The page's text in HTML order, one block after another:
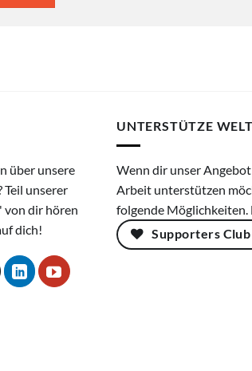
über unsere
Teil unserer
von dir hören
dich!
UNTERSTÜTZE
Wenn dir unser
Arbeit unterstützen
folgende Möglichkeiten.
Supporters Club